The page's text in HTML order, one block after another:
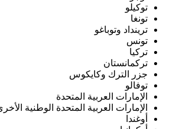
توكيلو
تونغا
ترينداد وتوباغو
تونس
تركيا
تركمانستان
جزر الترك وكايكوس
توفالو
الإمارات العربية المتحدة
الإمارات العربية المتحدة الوطنية الأخرى
أوغندا